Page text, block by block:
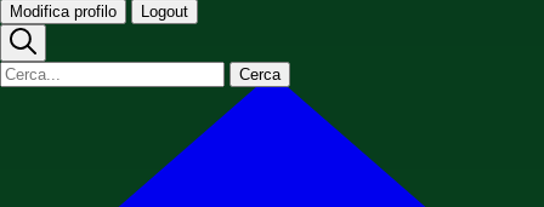
Modifica profilo Logout
Cerca